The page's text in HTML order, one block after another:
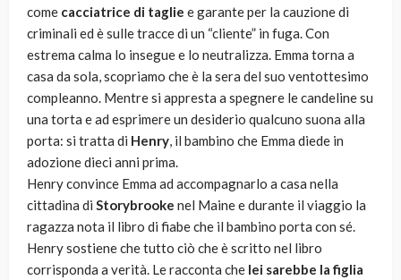
come cacciatrice di taglie e garante per la cauzione di
criminali ed è sulle tracce di un “cliente” in fuga. Con
estrema calma lo insegue e lo neutralizza. Emma torna a
casa da sola, scopriamo che è la sera del suo ventottesimo
compleanno. Mentre si appresta a spegnere le candeline su
una torta e ad esprimere un desiderio qualcuno suona alla
porta: si tratta di Henry, il bambino che Emma diede in
adozione dieci anni prima.
Henry convince Emma ad accompagnarlo a casa nella
cittadina di Storybrooke nel Maine e durante il viaggio la
ragazza nota il libro di fiabe che il bambino porta con sé.
Henry sostiene che tutto ciò che è scritto nel libro
corrisponda a verità. Le racconta che lei sarebbe la figlia